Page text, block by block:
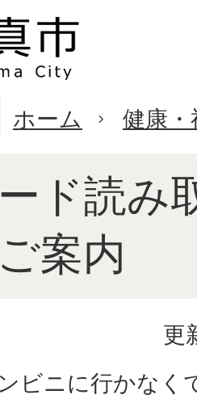
ホーム 健康・
ド読み
案内
更
ビニに行かなく